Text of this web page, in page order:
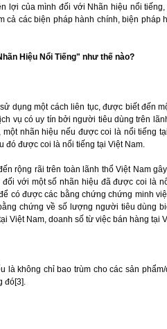
lợi của mình đối với Nhãn hiệu nổi
cả các biện pháp hành chính, biện pháp
Hiệu Nổi Tiếng" như thế nào?
dụng một cách liên tục, được biết đến
vụ có uy tín bởi người tiêu dùng trên
nhãn hiệu nếu được coi là nổi tiếng
đó được coi là nổi tiếng tại Việt Nam.
rộng rãi trên toàn lãnh thổ Việt Nam
với một số nhãn hiệu đã được coi là
có được các bằng chứng chứng minh
chứng về số lượng người tiêu dùng
Việt Nam, doanh số từ việc bán hàng tại
không chỉ bao trùm cho các sản
đó[3].